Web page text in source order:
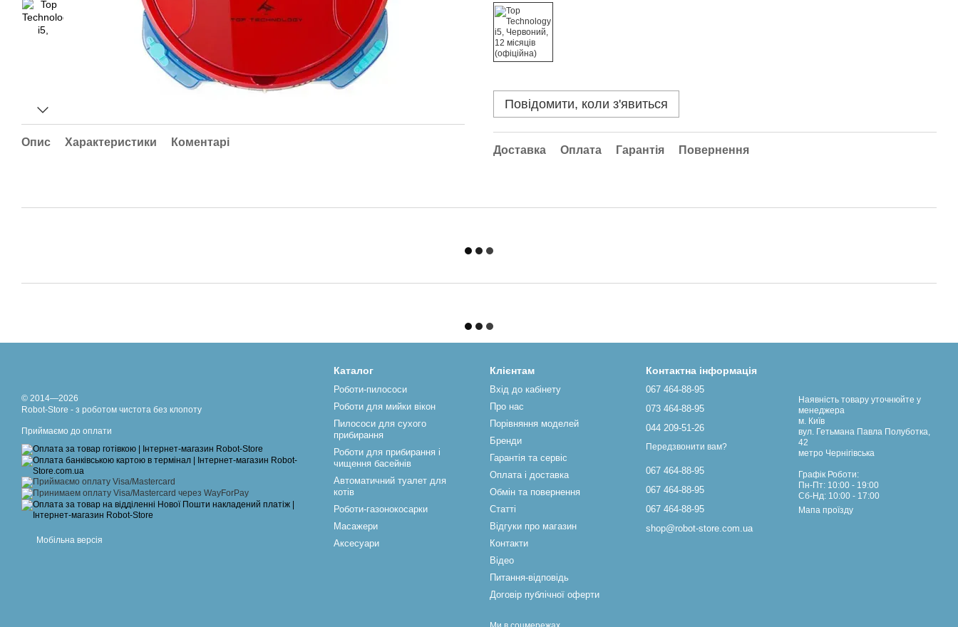
Опис Характеристики Коментарі
Повідомити, коли з'явиться
Доставка Оплата Гарантія Повернення
© 2014—2026
Robot-Store - з роботом чистота без клопоту
Приймаємо до оплати
Мобільна версія
Каталог
Роботи-пилососи
Роботи для мийки вікон
Пилососи для сухого
прибирання
Роботи для прибирання і
чищення басейнів
Автоматичний туалет для
котів
Роботи-газонокосарки
Масажери
Аксесуари
Клієнтам
Вхід до кабінету
Про нас
Порівняння моделей
Бренди
Гарантія та сервіс
Оплата і доставка
Обмін та повернення
Статті
Відгуки про магазин
Контакти
Відео
Питання-відповідь
Договір публічної оферти
Контактна інформація
067 464-88-95
073 464-88-95
044 209-51-26
Передзвонити вам?
067 464-88-95
067 464-88-95
067 464-88-95
shop@robot-store.com.ua
Наявність товару уточнюйте у
менеджера
м. Київ
вул. Гетьмана Павла Полуботка,
42
метро Чернігівська
Графік Роботи:
Пн-Пт: 10:00 - 19:00
Сб-Нд: 10:00 - 17:00
Мапа проїзду